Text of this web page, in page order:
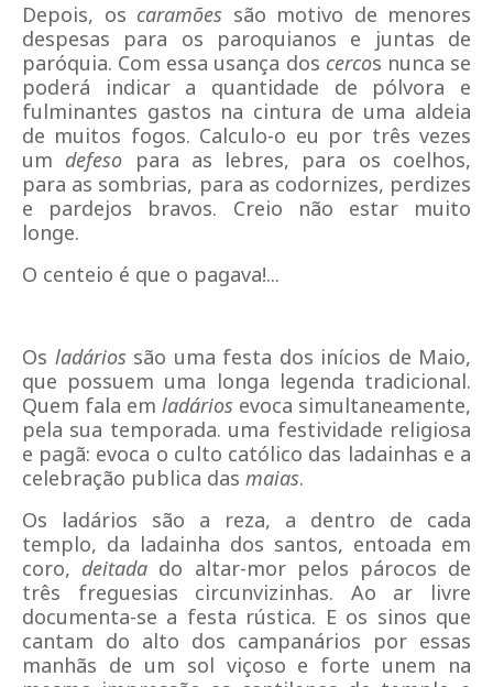
Depois, os caramões são motivo de menores
despesas para os paroquianos e juntas de
paróquia. Com essa usança dos cercos nunca se
poderá indicar a quantidade de pólvora e
fulminantes gastos na cintura de uma aldeia
de muitos fogos. Calculo-o eu por três vezes
um defeso para as lebres, para os coelhos,
para as sombrias, para as codornizes, perdizes
e pardejos bravos. Creio não estar muito
longe.
O centeio é que o pagava!...
Os ladários são uma festa dos inícios de Maio,
que possuem uma longa legenda tradicional.
Quem fala em ladários evoca simultaneamente,
pela sua temporada. uma festividade religiosa
e pagã: evoca o culto católico das ladainhas e a
celebração publica das maias.
Os ladários são a reza, a dentro de cada
templo, da ladainha dos santos, entoada em
coro, deitada do altar-mor pelos párocos de
três freguesias circunvizinhas. Ao ar livre
documenta-se a festa rústica. E os sinos que
cantam do alto dos campanários por essas
manhãs de um sol viçoso e forte unem na